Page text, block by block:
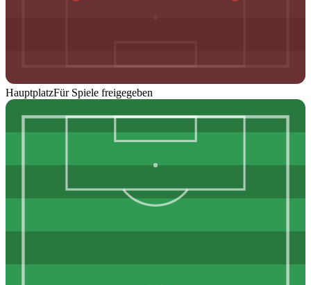
HauptplatzFür Spiele freigegeben